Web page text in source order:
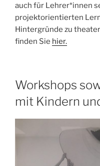
auch für Lehrer*innen
projektorientierten
Hintergründe zu
finden Sie hier.
Workshops
mit Kindern